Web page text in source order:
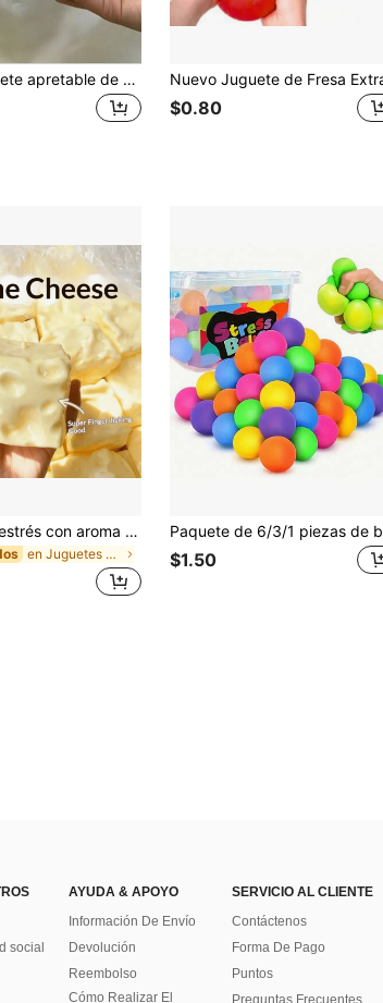
1 pieza Juguete apretable de manzana rosa/verde, manzana grande para alivio del estrés con rebote lento, adecuado para alivio de la ansiedad, relajación en la oficina, decoración del hogar | El mejor regalo para familiares y amigos [Ligera diferencia de color debido a la iluminación], juguete apretable suave, juguete apretable, juguete de peluche suave, juguete de peluche, juguete de peluche suave de queso, suministros para fiesta de graduación 2026
$0.80
Juguete antiestrés con aroma a leche dulce de TPR suave y esponjoso con forma de dumpling, adorno divertido y lindo de 5 cm para apretar, regalo práctico y de moda, adecuado para cumpleaños, Pascua, Halloween, Navidad y varios regalos de fiesta, mejora el estado de ánimo
en Juguetes para apretar para adolescentes $1.50
social
AYUDA & APOYO
Información De Envío
Devolución
Reembolso
Cómo Realizar El
SERVICIO AL CLIENTE
Contáctenos
Forma De Pago
Puntos
Preguntas Frecuentes